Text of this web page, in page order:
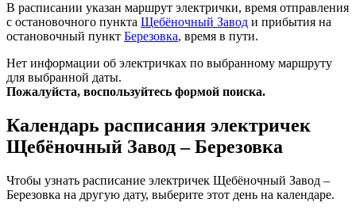
В расписании указан маршрут электрички, время отправления
с остановочного пункта Щебёночный Завод и прибытия на
остановочный пункт Березовка, время в пути.
Нет информации об электричках по выбранному маршруту
для выбранной даты.
Пожалуйста, воспользуйтесь формой поиска.
Календарь расписания электричек
Щебёночный Завод – Березовка
Чтобы узнать расписание электричек Щебёночный Завод –
Березовка на другую дату, выберите этот день на календаре.